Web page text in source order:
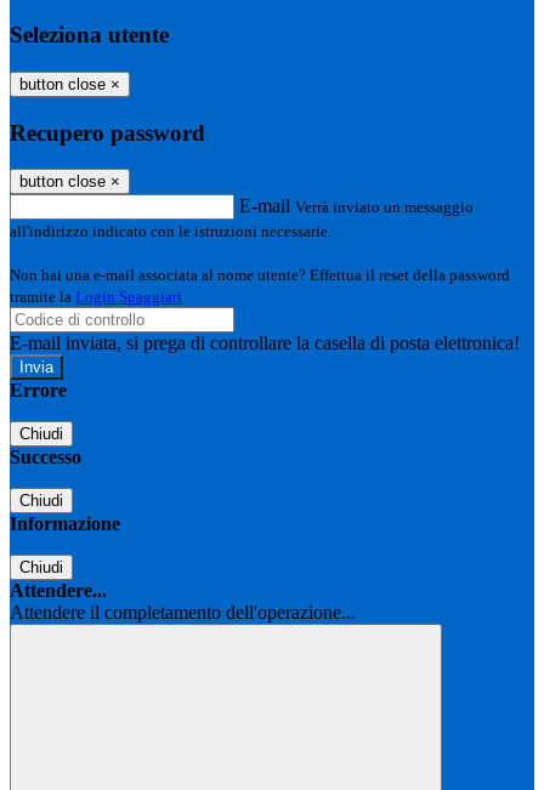
Seleziona utente
button close ×
Recupero password
button close ×
E-mail Verrà inviato un messaggio
all'indirizzo indicato con le istruzioni necessarie.
Non hai una e-mail associata al nome utente? Effettua il reset della password
tramite la Login Spaggiari
E-mail inviata, si prega di controllare la casella di posta elettronica!
Errore
Chiudi
Successo
Chiudi
Informazione
Chiudi
Attendere...
Attendere il completamento dell'operazione...